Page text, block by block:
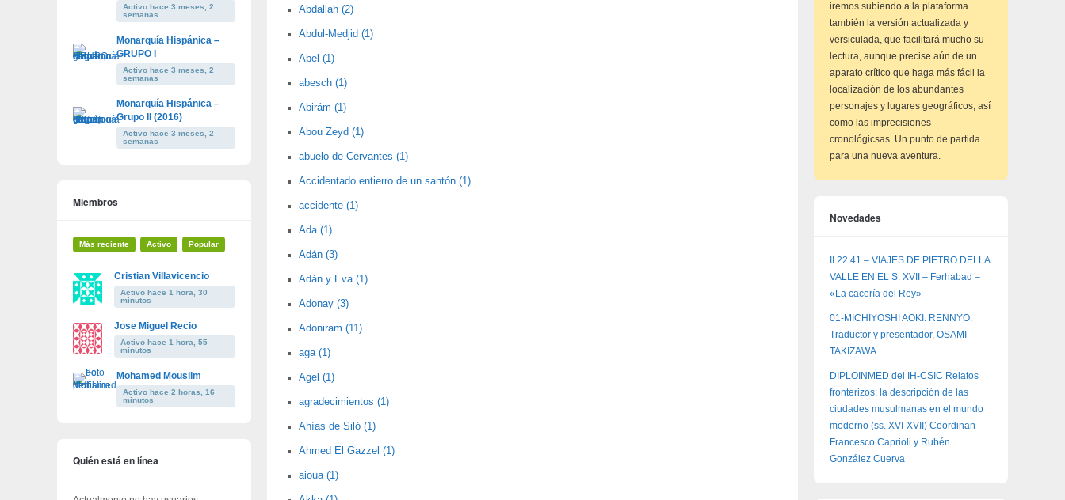
Abdallah (2)
Abdul-Medjid (1)
Abel (1)
abesch (1)
Abirám (1)
Abou Zeyd (1)
abuelo de Cervantes (1)
Accidentado entierro de un santón (1)
accidente (1)
Ada (1)
Adán (3)
Adán y Eva (1)
Adonay (3)
Adoniram (11)
aga (1)
Agel (1)
agradecimientos (1)
Ahías de Siló (1)
Ahmed El Gazzel (1)
aioua (1)
Activo hace 3 meses, 2
semanas
Monarquía Hispánica –
GRUPO I
Activo hace 3 meses, 2
semanas
Monarquía Hispánica –
Grupo II (2016)
Activo hace 3 meses, 2
semanas
Miembros
Más reciente Activo Popular
Cristian Villavicencio
Activo hace 1 hora, 30
minutos
Jose Miguel Recio
Activo hace 1 hora, 55
minutos
Mohamed Mouslim
Activo hace 2 horas, 16
minutos
Quién está en línea
iremos subiendo a la plataforma
también la versión actualizada y
versiculada, que facilitará mucho su
lectura, aunque precise aún de un
aparato crítico que haga más fácil la
localización de los abundantes
personajes y lugares geográficos, así
como las imprecisiones
cronológicsas. Un punto de partida
para una nueva aventura.
Novedades
II.22.41 – VIAJES DE PIETRO DELLA
VALLE EN EL S. XVII – Ferhabad –
«La cacería del Rey»
01-MICHIYOSHI AOKI: RENNYO.
Traductor y presentador, OSAMI
TAKIZAWA
DIPLOINMED del IH-CSIC Relatos
fronterizos: la descripción de las
ciudades musulmanas en el mundo
moderno (ss. XVI-XVII) Coordinan
Francesco Caprioli y Rubén
González Cuerva